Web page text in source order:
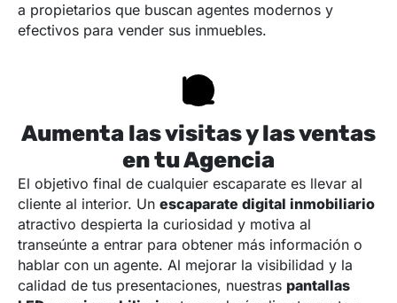
a propietarios que buscan agentes modernos y
efectivos para vender sus inmuebles.
Aumenta las visitas y las ventas
en tu Agencia
El objetivo final de cualquier escaparate es llevar al
cliente al interior. Un escaparate digital inmobiliario
atractivo despierta la curiosidad y motiva al
transeúnte a entrar para obtener más información o
hablar con un agente. Al mejorar la visibilidad y la
calidad de tus presentaciones, nuestras pantallas